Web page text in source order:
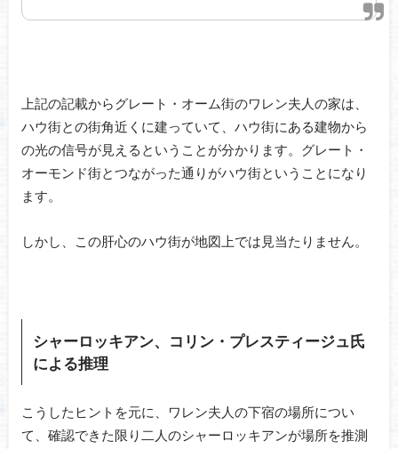
上記の記載からグレート・オーム街のワレン夫人の家は、
ハウ街との街角近くに建っていて、ハウ街にある建物から
の光の信号が見えるということが分かります。グレート・
オーモンド街とつながった通りがハウ街ということになり
ます。
しかし、この肝心のハウ街が地図上では見当たりません。
シャーロッキアン、コリン・プレスティージュ氏
による推理
こうしたヒントを元に、ワレン夫人の下宿の場所につい
て、確認できた限り二人のシャーロッキアンが場所を推測